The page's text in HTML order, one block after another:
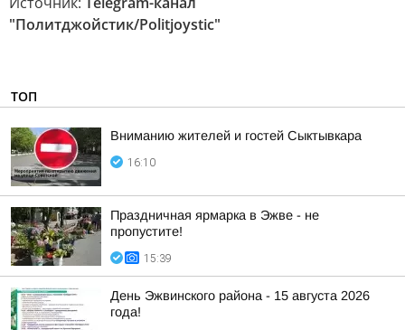
"Политджойстик/Politjoystic"
ТОП
Вниманию жителей и гостей Сыктывкара
16:10
Праздничная ярмарка в Эжве - не
пропустите!
15:39
День Эжвинского района - 15 августа 2026
года!